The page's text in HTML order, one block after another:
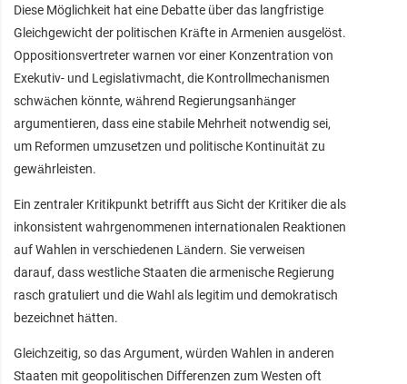
Diese Möglichkeit hat eine Debatte über das langfristige
Gleichgewicht der politischen Kräfte in Armenien ausgelöst.
Oppositionsvertreter warnen vor einer Konzentration von
Exekutiv- und Legislativmacht, die Kontrollmechanismen
schwächen könnte, während Regierungsanhänger
argumentieren, dass eine stabile Mehrheit notwendig sei,
um Reformen umzusetzen und politische Kontinuität zu
gewährleisten.
Ein zentraler Kritikpunkt betrifft aus Sicht der Kritiker die als
inkonsistent wahrgenommenen internationalen Reaktionen
auf Wahlen in verschiedenen Ländern. Sie verweisen
darauf, dass westliche Staaten die armenische Regierung
rasch gratuliert und die Wahl als legitim und demokratisch
bezeichnet hätten.
Gleichzeitig, so das Argument, würden Wahlen in anderen
Staaten mit geopolitischen Differenzen zum Westen oft